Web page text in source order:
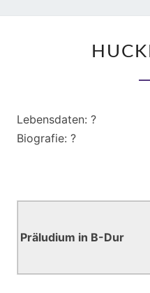
Lebensdaten: ?
Biografie: ?
Präludium in B-Dur